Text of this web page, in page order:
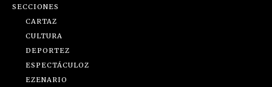
SECCIONES
CARTAZ
CULTURA
DEPORTEZ
ESPECTÁCULOZ
EZENARIO